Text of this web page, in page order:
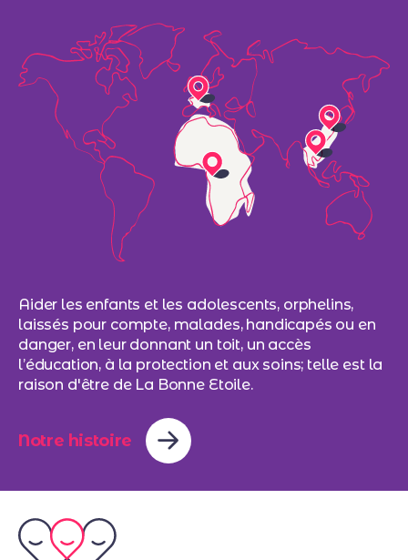
Aider les enfants et les adolescents, orphelins,
laissés pour compte, malades, handicapés ou en
danger, en leur donnant un toit, un accès
l’éducation, à la protection et aux soins; telle est la
raison d'être de La Bonne Etoile.
Notre histoire